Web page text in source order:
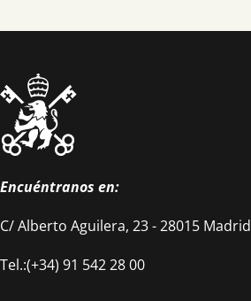
Encuéntranos en:
C/ Alberto Aguilera, 23 - 28015 Madrid
Tel.:(+34) 91 542 28 00